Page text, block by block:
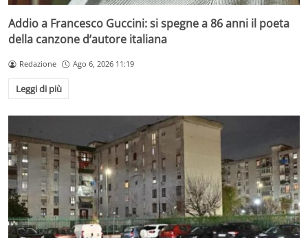
Addio a Francesco Guccini: si spegne a 86 anni il poeta
della canzone d’autore italiana
Redazione Ago 6, 2026 11:19
Leggi di più